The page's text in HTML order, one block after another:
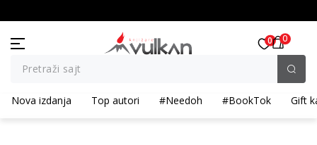
Pretraži sajt
0 0
Nova izdanja Top autori #Needoh #BookTok Gift